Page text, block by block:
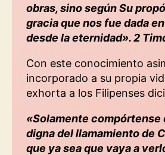
obras, sino según Su
gracia que nos fue dada
desde la eternidad». 2
Con este conocimiento
incorporado a su propia
exhorta a los Filipenses
«Solamente compórtense
digna del llamamiento de
que ya sea que vaya a